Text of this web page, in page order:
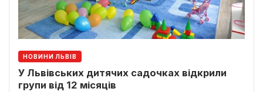
НОВИНИ ЛЬВІВ
У Львівських дитячих садочках відкрили
групи від 12 місяців